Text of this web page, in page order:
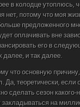
в колодце утоплюсь,
нет, потому что моя
предложенного
оплачивать вне
его в
далее, и так далее.
что основную
Да, теоретически, если
сделать сезон какого-
на